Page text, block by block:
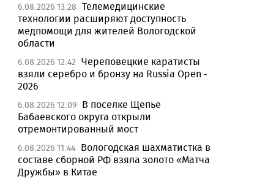
6.08.2026 13:28 Телемедицинские
технологии расширяют доступность
медпомощи для жителей Вологодской
области
6.08.2026 12:42 Череповецкие каратисты
взяли серебро и бронзу на Russia Open -
2026
6.08.2026 12:09 В поселке Щепье
Бабаевского округа открыли
отремонтированный мост
6.08.2026 11:44 Вологодская шахматистка в
составе сборной РФ взяла золото «Матча
Дружбы» в Китае